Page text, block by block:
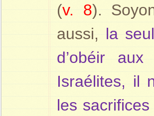
(v. 8).
aussi, la
d’obéir
Israélites, il
les